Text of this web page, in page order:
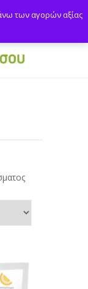
των αγορών αξίας